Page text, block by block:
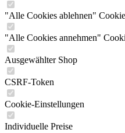
"Alle Cookies ablehnen" Cookie
"Alle Cookies annehmen"
Ausgewählter Shop
CSRF-Token
Cookie-Einstellungen
Individuelle Preise